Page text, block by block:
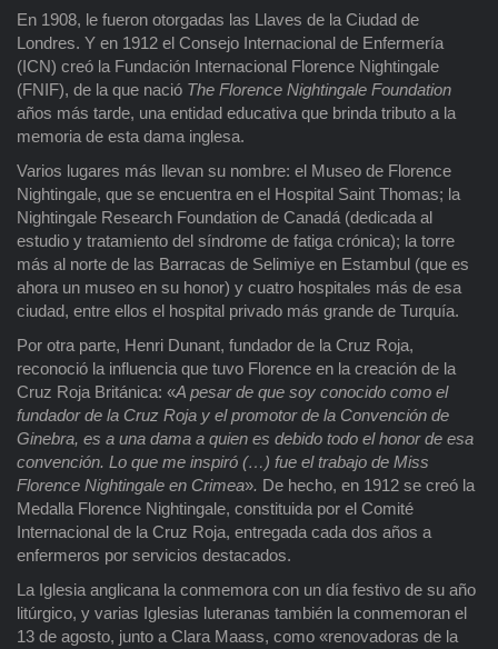
En 1908, le fueron otorgadas las Llaves de la Ciudad de
Londres. Y en 1912 el Consejo Internacional de Enfermería
(ICN) creó la Fundación Internacional Florence Nightingale
(FNIF), de la que nació The Florence Nightingale Foundation
años más tarde, una entidad educativa que brinda tributo a la
memoria de esta dama inglesa.
Varios lugares más llevan su nombre: el Museo de Florence
Nightingale, que se encuentra en el Hospital Saint Thomas; la
Nightingale Research Foundation de Canadá (dedicada al
estudio y tratamiento del síndrome de fatiga crónica); la torre
más al norte de las Barracas de Selimiye en Estambul (que es
ahora un museo en su honor) y cuatro hospitales más de esa
ciudad, entre ellos el hospital privado más grande de Turquía.
Por otra parte, Henri Dunant, fundador de la Cruz Roja,
reconoció la influencia que tuvo Florence en la creación de la
Cruz Roja Británica: «A pesar de que soy conocido como el
fundador de la Cruz Roja y el promotor de la Convención de
Ginebra, es a una dama a quien es debido todo el honor de esa
convención. Lo que me inspiró (…) fue el trabajo de Miss
Florence Nightingale en Crimea». De hecho, en 1912 se creó la
Medalla Florence Nightingale, constituida por el Comité
Internacional de la Cruz Roja, entregada cada dos años a
enfermeros por servicios destacados.
La Iglesia anglicana la conmemora con un día festivo de su año
litúrgico, y varias Iglesias luteranas también la conmemoran el
13 de agosto, junto a Clara Maass, como «renovadoras de la